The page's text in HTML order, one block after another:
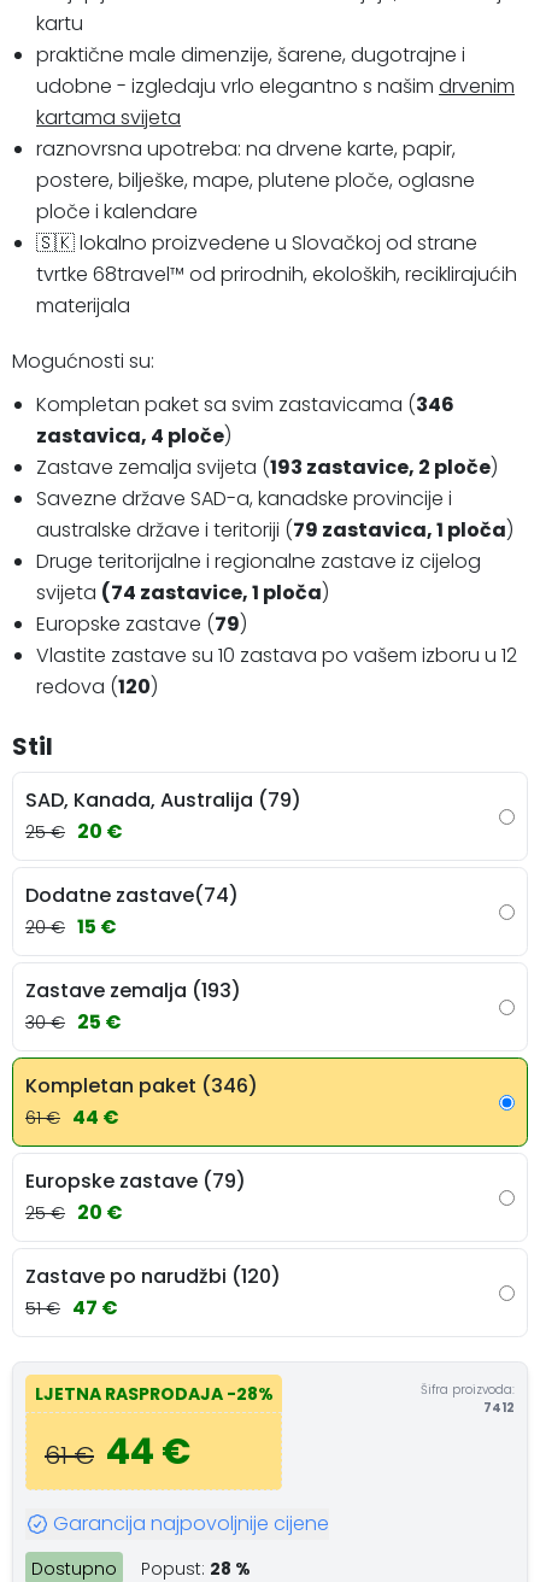
kartu
praktične male dimenzije, šarene, dugotrajne i
udobne - izgledaju vrlo elegantno s našim drvenim
kartama svijeta
raznovrsna upotreba: na drvene karte, papir,
postere, bilješke, mape, plutene ploče, oglasne
ploče i kalendare
🇸🇰 lokalno proizvedene u Slovačkoj od strane
tvrtke 68travel™️ od prirodnih, ekoloških, reciklirajućih
materijala
Mogućnosti su:
Kompletan paket sa svim zastavicama (346
zastavica, 4 ploče)
Zastave zemalja svijeta (193 zastavice, 2 ploče)
Savezne države SAD-a, kanadske provincije i
australske države i teritoriji (79 zastavica, 1 ploča)
Druge teritorijalne i regionalne zastave iz cijelog
svijeta (74 zastavice, 1 ploča)
Europske zastave (79)
Vlastite zastave su 10 zastava po vašem izboru u 12
redova (120)
Stil
SAD, Kanada, Australija (79)
25 € 20 €
Dodatne zastave(74)
20 € 15 €
Zastave zemalja (193)
30 € 25 €
Kompletan paket (346)
61 € 44 €
Europske zastave (79)
25 € 20 €
Zastave po narudžbi (120)
51 € 47 €
LJETNA RASPRODAJA -28%
61 € 44 €
Šifra proizvoda:
7412
Garancija najpovoljnije cijene
Dostupno Popust: 28 %